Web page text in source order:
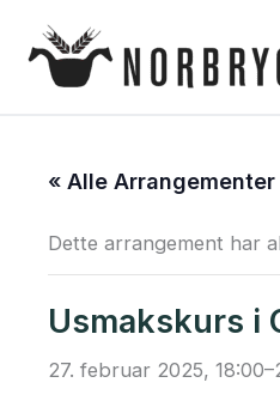
rett
« Alle Arrangementer
Dette arrangement har
Usmakskurs i
27. februar 2025, 18:00–